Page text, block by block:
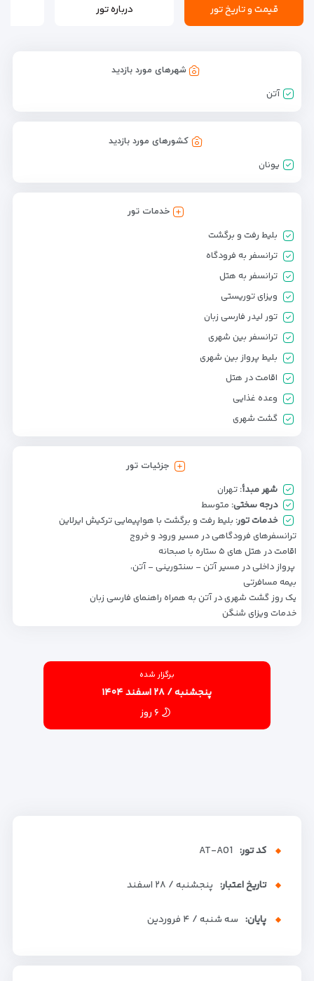
قیمت و تاریخ تور درباره تور
شهرهای مورد بازدید
آتن
کشورهای مورد بازدید
یونان
خدمات تور
بلیط رفت و برگشت
ترانسفر به فرودگاه
ترانسفر به هتل
ویزای توریستی
تور لیدر فارسی زبان
ترانسفر بین شهری
بلیط پرواز بین شهری
اقامت در هتل
وعده غذایی
گشت شهری
جزئیات تور
شهر مبدأ: تهران
درجه سختی: متوسط
خدمات تور: بلیط رفت و برگشت با هواپیمایی ترکیش ایرلاین
ترانسفرهای فرودگاهی در مسیر ورود و خروج
اقامت در هتل های ۵ ستاره با صبحانه
پرواز داخلی در مسیر آتن – سنتورینی - آتن،
بیمه مسافرتی
یک روز گشت­ شهری در آتن به همراه راهنمای فارسی زبان
خدمات ویزای شنگن
برگزار شده
پنجشنبه / ۲۸ اسفند ۱۴۰۴
۶ روز
کد تور: AT-A01
تاریخ اعتبار: پنجشنبه / ۲۸ اسفند
پایان: سه شنبه / ۴ فروردین